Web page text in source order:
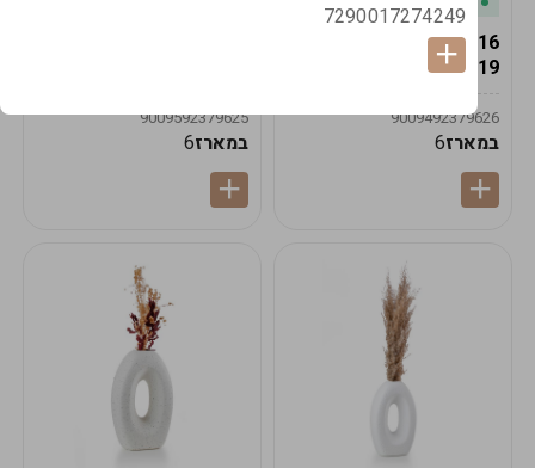
19616-אגרטל הרמס
19ס"מ -קרם
9009492379626
במארז6
9009592379625
במארז6
7290017274249